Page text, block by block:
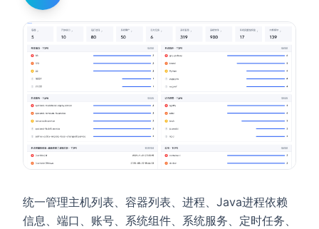
统一管理主机列表、容器列表、进程、Java进程依赖
信息、端口、账号、系统组件、系统服务、定时任务、